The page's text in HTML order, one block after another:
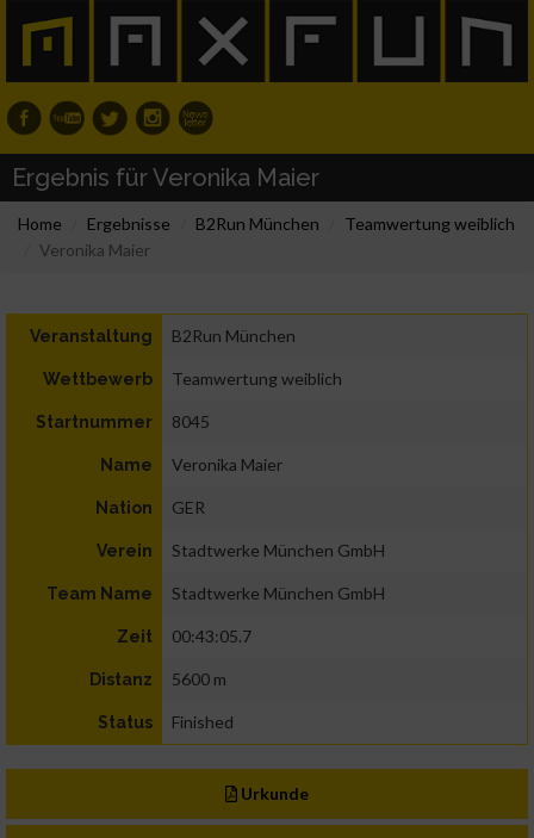
Ergebnis für Veronika Maier
Home Ergebnisse B2Run München
Teamwertung weiblich
Veronika Maier
Veranstaltung B2Run München
Wettbewerb Teamwertung weiblich
Startnummer 8045
Name Veronika Maier
Nation GER
Verein Stadtwerke München GmbH
Team Name Stadtwerke München GmbH
Zeit 00:43:05.7
Distanz 5600 m
Status Finished
Urkunde